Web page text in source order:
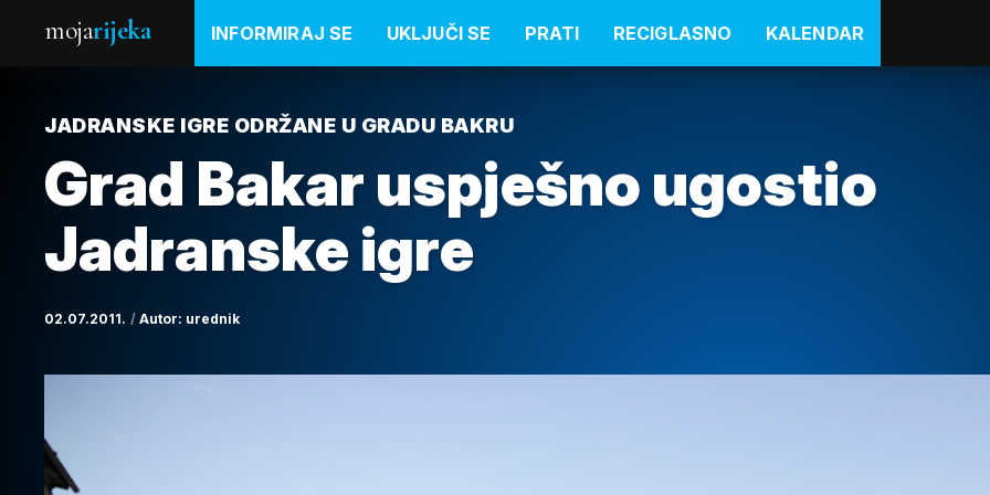
mojarijeka INFORMIRAJ SE UKLJUČI SE PRATI RECIGLASNO KALENDAR
JADRANSKE IGRE ODRŽANE U GRADU BAKRU
Grad Bakar uspješno ugostio
Jadranske igre
02.07.2011. Autor: urednik